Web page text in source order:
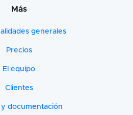
Más
generales
Precios
El equipo
Clientes
documentación